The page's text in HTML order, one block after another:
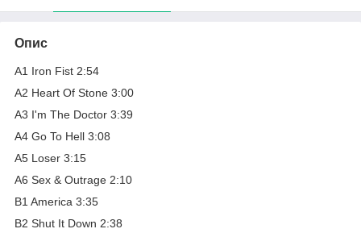
Опис
A1 Iron Fist 2:54
A2 Heart Of Stone 3:00
A3 I'm The Doctor 3:39
A4 Go To Hell 3:08
A5 Loser 3:15
A6 Sex & Outrage 2:10
B1 America 3:35
B2 Shut It Down 2:38